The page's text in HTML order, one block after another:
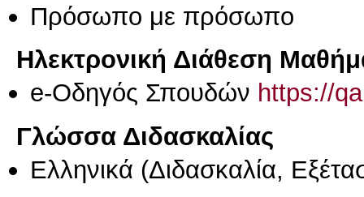
Πρόσωπο με πρόσωπο
Ηλεκτρονική Διάθεση
e-Οδηγός Σπουδών https://
Γλώσσα Διδασκαλίας
Ελληνικά (Διδασκαλία,